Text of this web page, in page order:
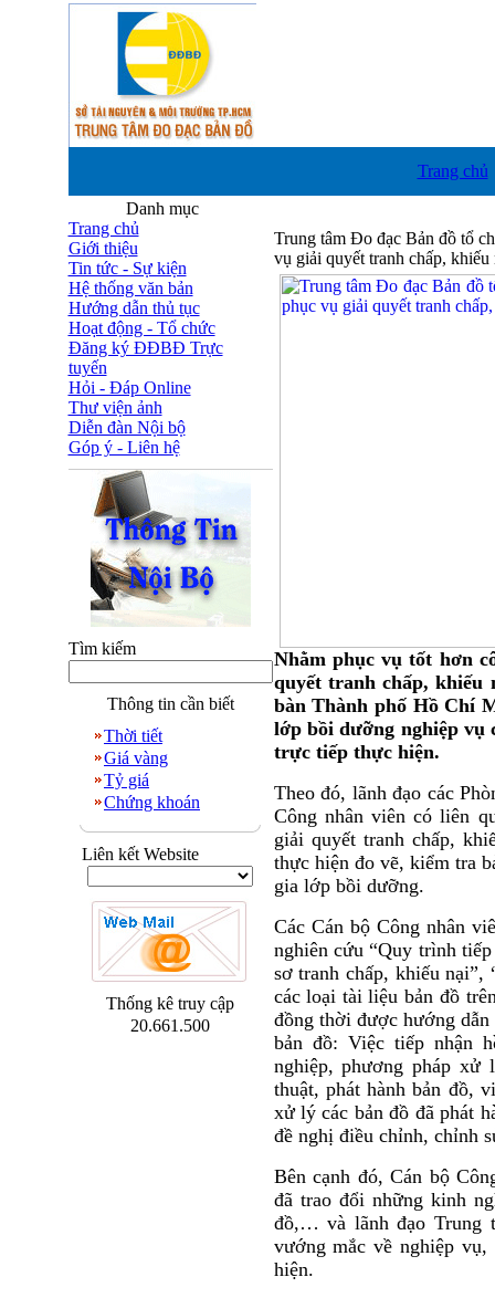
Trang chủ
Danh mục
Trang chủ
Giới thiệu
Tin tức - Sự kiện
Hệ thống văn bản
Hướng dẫn thủ tục
Hoạt động - Tổ chức
Đăng ký ĐĐBĐ Trực
tuyến
Hỏi - Đáp Online
Thư viện ảnh
Diễn đàn Nội bộ
Góp ý - Liên hệ
Tìm kiếm
Thông tin cần biết
Thời tiết
Giá vàng
Tỷ giá
Chứng khoán
Liên kết Website
Thống kê truy cập
20.661.500
Trung tâm Đo đạc Bản đồ tổ
vụ giải quyết tranh chấp, khiếu
Nhằm phục vụ tốt hơn
quyết tranh chấp, khiếu
bàn Thành phố Hồ Chí
lớp bồi dưỡng nghiệp vụ
trực tiếp thực hiện.
Theo đó, lãnh đạo các
Công nhân viên có liên
giải quyết tranh chấp,
thực hiện đo vẽ, kiểm tra
gia lớp bồi dưỡng.
Các Cán bộ Công nhân
nghiên cứu “Quy trình
sơ tranh chấp, khiếu
các loại tài liệu bản đồ
đồng thời được hướng
bản đồ: Việc tiếp nhận
nghiệp, phương pháp
thuật, phát hành bản đồ,
xử lý các bản đồ đã phát
đề nghị điều chỉnh, chỉnh
Bên cạnh đó, Cán bộ
đã trao đổi những kinh
đồ,… và lãnh đạo Trung
vướng mắc về nghiệp
hiện.